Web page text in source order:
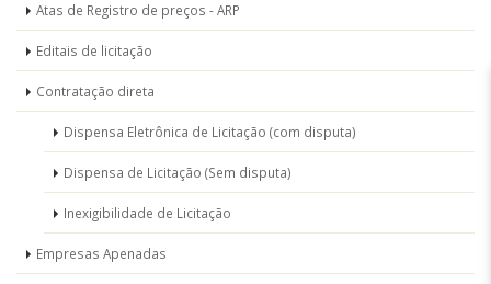
Licitações
Atas de Registro de preços - ARP
Editais de licitação
Contratação direta
Dispensa Eletrônica de Licitação (com disputa)
Dispensa de Licitação (Sem disputa)
Inexigibilidade de Licitação
Empresas Apenadas